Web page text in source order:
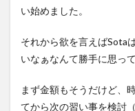
い始めました。
それから欲を言えばSota
いなぁなんて勝手に思って
まず金額もそうだけど、
てから次の習い事を検討